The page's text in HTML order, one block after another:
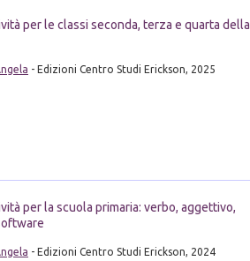
per le classi seconda, terza e quarta della
- Edizioni Centro Studi Erickson, 2025
per la scuola primaria: verbo, aggettivo,
- Edizioni Centro Studi Erickson, 2024